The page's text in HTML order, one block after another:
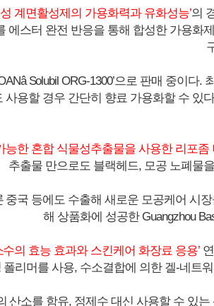
계면활성제의 가용화력과 유화성능’의
에스터 완전 반응을 통해 합성한 가용화
Solubil ORG-1300’으로 판매 중이
사용할 경우 간단히 향료 가용화할 수 있
능한 혼합 식물성추출물을 사용한 리포
추출물 만으로도 블랙헤드, 모공 노폐물
중국 등에도 수출해 새로운 모공케어 시
해 상품화에 성공한 Guangzhou
수의 효능 효과와 스킨케어 화장료 응용’
폴리머를 사용, 수소결합에 의한 겔-네트
산소를 함유, 정제수 대신 사용할 수 있